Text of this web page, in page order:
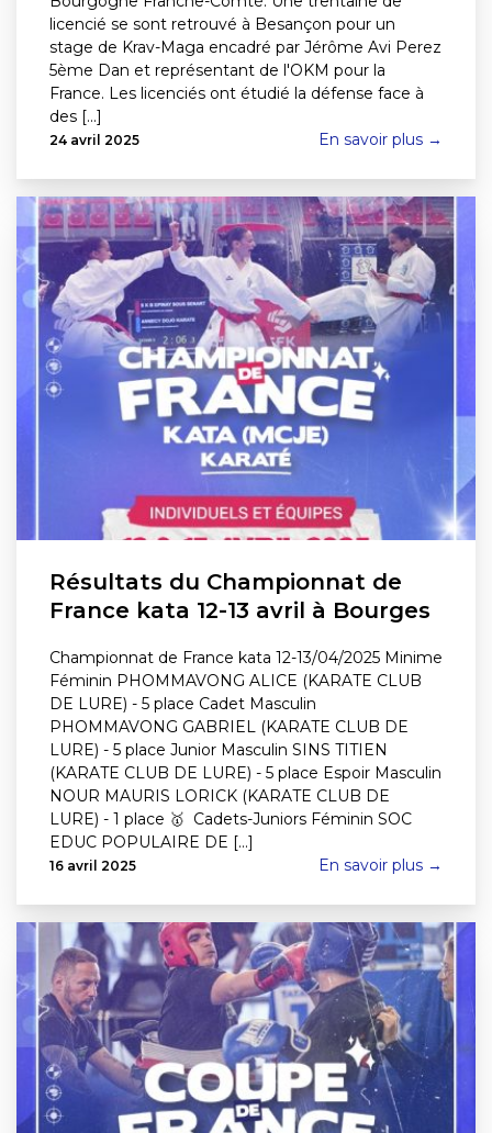
licencié se sont retrouvé à Besançon pour un
stage de Krav-Maga encadré par Jérôme Avi Perez
5ème Dan et représentant de l'OKM pour la
France. Les licenciés ont étudié la défense face à
des [...]
24 avril 2025 En savoir plus →
Résultats du Championnat de
France kata 12-13 avril à Bourges
Championnat de France kata 12-13/04/2025 Minime
Féminin PHOMMAVONG ALICE (KARATE CLUB
DE LURE) - 5 place Cadet Masculin
PHOMMAVONG GABRIEL (KARATE CLUB DE
LURE) - 5 place Junior Masculin SINS TITIEN
(KARATE CLUB DE LURE) - 5 place Espoir Masculin
NOUR MAURIS LORICK (KARATE CLUB DE
LURE) - 1 place 🥇 Cadets-Juniors Féminin SOC
EDUC POPULAIRE DE [...]
16 avril 2025 En savoir plus →